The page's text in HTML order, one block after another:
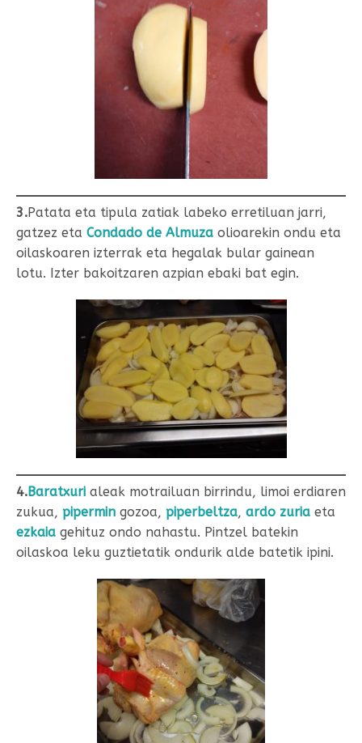
3.Patata eta tipula zatiak labeko erretiluan jarri,
gatzez eta Condado de Almuza olioarekin ondu eta
oilaskoaren izterrak eta hegalak bular gainean
lotu. Izter bakoitzaren azpian ebaki bat egin.
4.Baratxuri aleak motrailuan birrindu, limoi erdiaren
zukua, pipermin gozoa, piperbeltza, ardo zuria eta
ezkaia gehituz ondo nahastu. Pintzel batekin
oilaskoa leku guztietatik ondurik alde batetik ipini.